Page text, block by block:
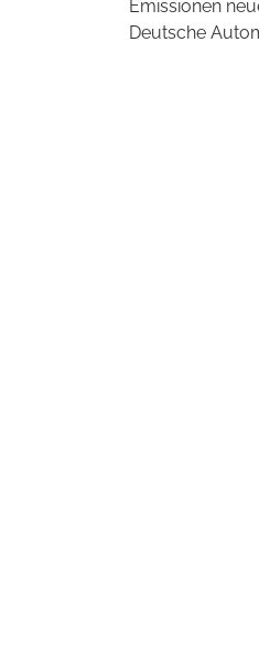
Emissionen
Deutsche